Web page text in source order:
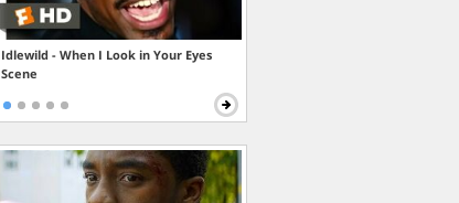
Idlewild - When I Look in Your Eyes
Scene